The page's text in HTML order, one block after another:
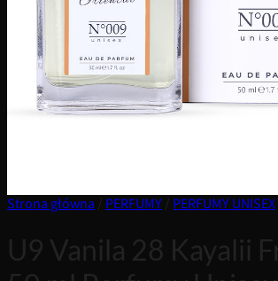
Strona główna PERFUMY PERFUMY UNISEX
U9 Vanila 28 Kayalii